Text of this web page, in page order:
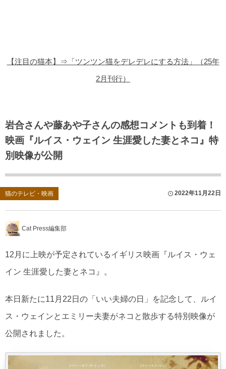
【注目の猫本】⇒「ツンツン猫をデレデレにする方法」（25年
2月刊行）
岩合さんや藤あや子さんの感想コメントも到着！
映画『ルイス・ウェイン 生涯愛した妻とネコ』特
別映像が公開
猫のテレビ・映画 2022年11月22日
Cat Press編集部
12月に上映が予定されているイギリス映画『ルイス・ウェ
イン 生涯愛した妻とネコ』。
本日新たに11月22日の「いい夫婦の日」を記念して、ルイ
ス・ウェインとエミリー夫妻がネコと散歩する特別映像が
公開されました。
猫のゲーム・アプリ
猫のフリー写真素材